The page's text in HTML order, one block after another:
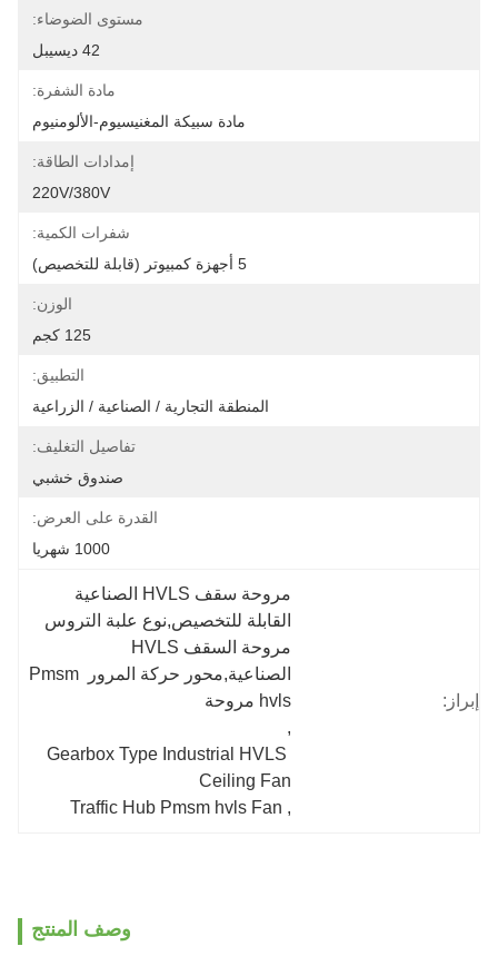
مستوى الضوضاء:
42 ديسيبل
مادة الشفرة:
مادة سبيكة المغنيسيوم-الألومنيوم
إمدادات الطاقة:
220V/380V
شفرات الكمية:
الوزن:
125 كجم
التطبيق:
المنطقة التجارية / الصناعية / الزراعية
تفاصيل التغليف:
صندوق خشبي
القدرة على العرض:
1000 شهريا
إبراز:
مروحة سقف HVLS الصناعية
القابلة للتخصيص,نوع علبة التروس
مروحة السقف HVLS
الصناعية,محور حركة المرور Pmsm
hvls مروحة
Gearbox Type Industrial HVLS
Ceiling Fan
Traffic Hub Pmsm hvls Fan
وصف المنتج